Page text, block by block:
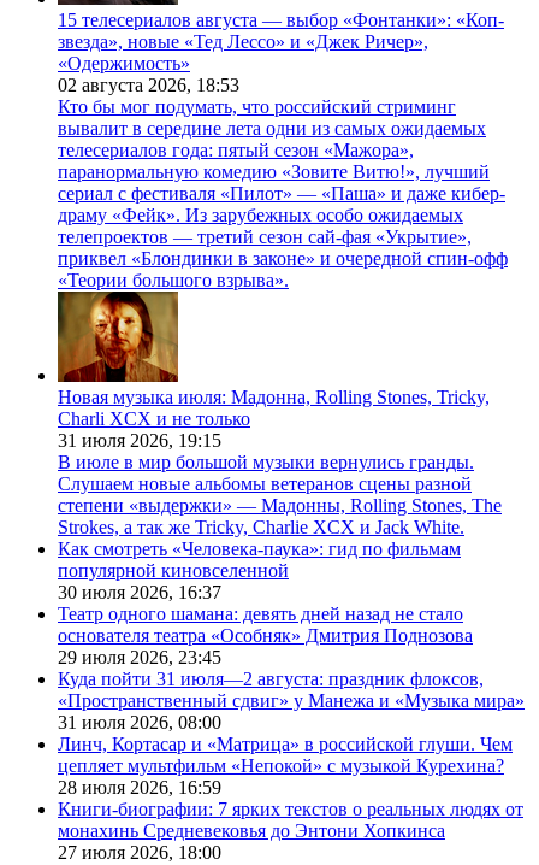
15 телесериалов августа — выбор «Фонтанки»: «Коп-
звезда», новые «Тед Лессо» и «Джек Ричер»,
«Одержимость»
02 августа 2026, 18:53
Кто бы мог подумать, что российский стриминг
вывалит в середине лета одни из самых ожидаемых
телесериалов года: пятый сезон «Мажора»,
паранормальную комедию «Зовите Витю!», лучший
сериал с фестиваля «Пилот» — «Паша» и даже кибер-
драму «Фейк». Из зарубежных особо ожидаемых
телепроектов — третий сезон сай-фая «Укрытие»,
приквел «Блондинки в законе» и очередной спин-офф
«Теории большого взрыва».
Новая музыка июля: Мадонна, Rolling Stones, Tricky,
Charli XCX и не только
31 июля 2026, 19:15
В июле в мир большой музыки вернулись гранды.
Слушаем новые альбомы ветеранов сцены разной
степени «выдержки» — Мадонны, Rolling Stones, The
Strokes, а так же Tricky, Charlie XCX и Jack White.
Как смотреть «Человека-паука»: гид по фильмам
популярной киновселенной
30 июля 2026, 16:37
Театр одного шамана: девять дней назад не стало
основателя театра «Особняк» Дмитрия Поднозова
29 июля 2026, 23:45
Куда пойти 31 июля—2 августа: праздник флоксов,
«Пространственный сдвиг» у Манежа и «Музыка мира»
31 июля 2026, 08:00
Линч, Кортасар и «Матрица» в российской глуши. Чем
цепляет мультфильм «Непокой» с музыкой Курехина?
28 июля 2026, 16:59
Книги-биографии: 7 ярких текстов о реальных людях от
монахинь Средневековья до Энтони Хопкинса
27 июля 2026, 18:00